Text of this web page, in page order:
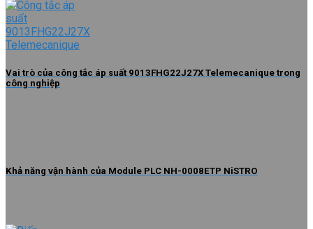
Vai trò của công tắc áp suất 9013FHG22J27X Telemecanique trong
công nghiệp
Khả năng vận hành của Module PLC NH-0008ETP NiSTRO